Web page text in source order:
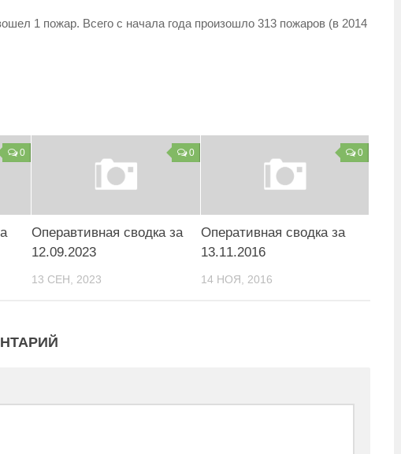
1 пожар. Всего с начала года произошло 313 пожаров (в 2014
0 0
Операвтивная сводка за
12.09.2023
13 СЕН, 2023
0
Оперативная сводка за
13.11.2016
14 НОЯ, 2016